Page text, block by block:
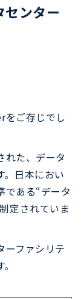
ンター
をご存じでし
れた、データ
。日本におい
ある“データ
定されていま
ーファシリテ